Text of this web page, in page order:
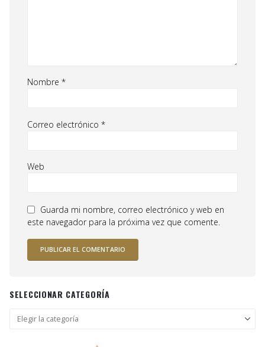
Nombre *
Correo electrónico *
Web
Guarda mi nombre, correo electrónico y web en
este navegador para la próxima vez que comente.
SELECCIONAR CATEGORÍA
Seleccionar
categoría